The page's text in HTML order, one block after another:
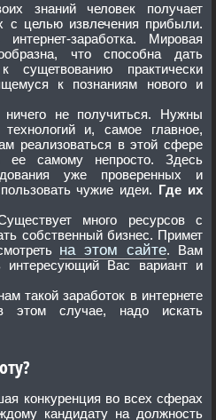
знаний человек получает
с целью извлечения прибыли.
что способна дать
сущетвованию практически
к познаниям нового и
не получиться. Нужны
и, самое главное,
реализоваться в этой сфере
ее самому непросто. Здесь
уже проверенных и
чужие идеи. Где их
много ресурсов с
собственный бизнес. Примет
на этом сайте. Вам
интересующий Вас вариант и
такой заработок в интернете
случае, надо искать
конкуренция во всех сферах